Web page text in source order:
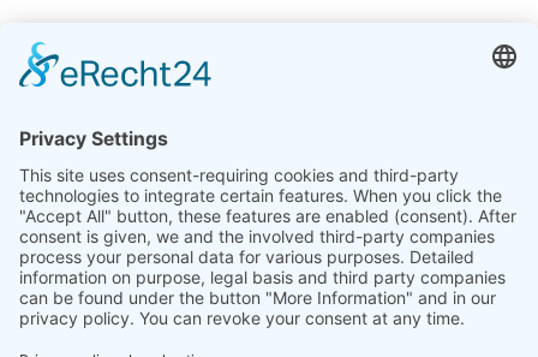
India
Plot 65, 2nd Floor, Sai Enclave,
+91-11-42883851
sales@linseis.in